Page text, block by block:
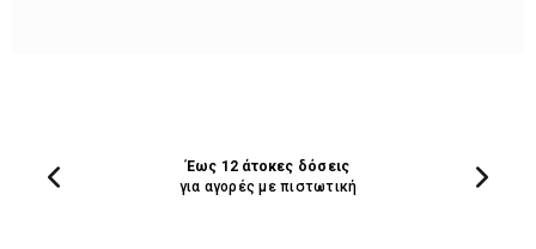
Έως 12 άτοκες δόσεις
για αγορές με πιστωτική